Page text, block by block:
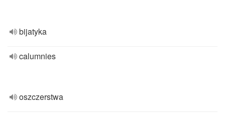
bijatyka
calumnies
oszczerstwa